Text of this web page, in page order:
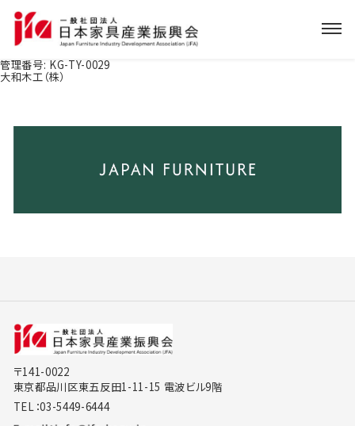
管理番号: KG-TY-0029
大和木工（株）
〒141-0022
東京都品川区東五反田1-11-15 電波ビル9階
TEL：03-5449-6444